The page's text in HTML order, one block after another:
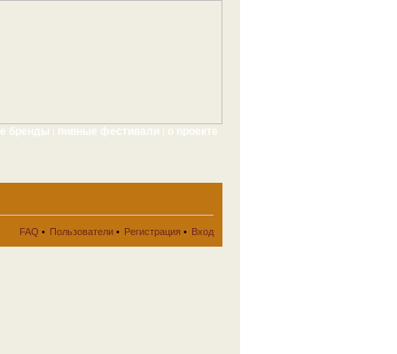
бренды пивные фестивали о проекте
FAQ • Пользователи • Регистрация • Вход